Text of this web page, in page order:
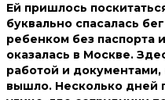
Ей пришлось
буквально спасалась
ребенком без паспорта
оказалась в Москве.
работой и документами,
вышло. Несколько дней